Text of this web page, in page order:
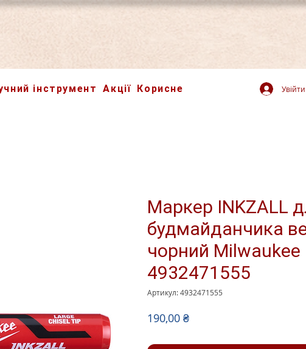
інструмент Акції Корисне Увійти
Маркер INKZALL
будмайданчика
чорний Milwaukee
4932471555
Артикул: 4932471555
190,00 ₴Ціна